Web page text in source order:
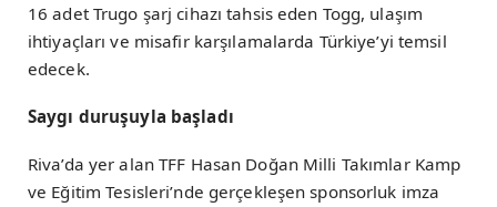
16 adet Trugo şarj cihazı tahsis eden Togg, ulaşım
ihtiyaçları ve misafir karşılamalarda Türkiye’yi temsil
edecek.
Saygı duruşuyla başladı
Riva’da yer alan TFF Hasan Doğan Milli Takımlar Kamp
ve Eğitim Tesisleri’nde gerçekleşen sponsorluk imza